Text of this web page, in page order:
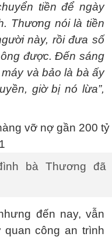
tiền để ngày
Thương nói là tiền
này, rồi đưa số
được. Đến sáng
và bảo là bà ấy
giờ bị nó lừa”,
bà Thương đã
đến nay, vẫn
công an trình